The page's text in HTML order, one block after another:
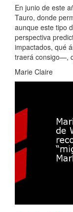
En junio de este
Tauro, donde
aunque este tipo
perspectiva
impactados, qué
traerá consigo—,
Marie Claire